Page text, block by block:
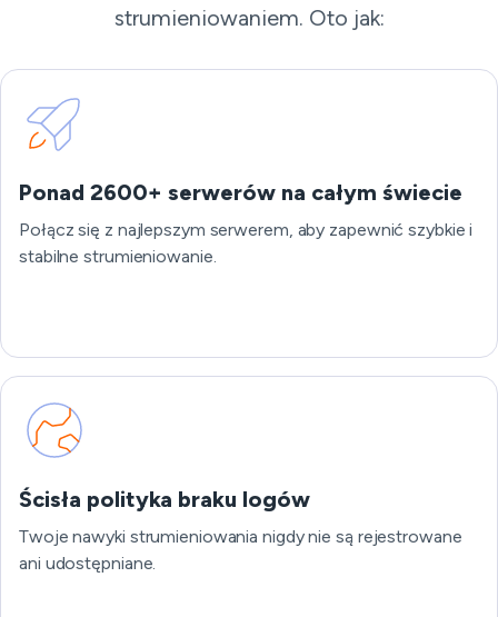
strumieniowaniem. Oto jak:
Ponad 2600+ serwerów na całym świecie
Połącz się z najlepszym serwerem, aby zapewnić szybkie i
stabilne strumieniowanie.
Ścisła polityka braku logów
Twoje nawyki strumieniowania nigdy nie są rejestrowane
ani udostępniane.